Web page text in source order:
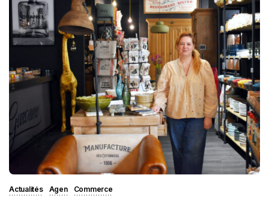
Actualités Agen Commerce